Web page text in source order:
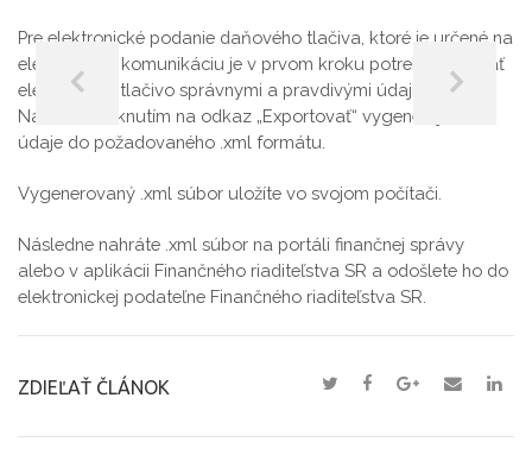
Pre elektronické podanie daňového tlačiva, ktoré je určené na
elektronickú komunikáciu je v prvom kroku potrebné vypísať
elektronické tlačivo správnymi a pravdivými údajmi.
Následne kliknutím na odkaz „Exportovať“ vygenerujete
údaje do požadovaného .xml formátu.
Vygenerovaný .xml súbor uložíte vo svojom počítači.
Následne nahráte .xml súbor na portáli finančnej správy
alebo v aplikácii Finančného riaditeľstva SR a odošlete ho do
elektronickej podateľne Finančného riaditeľstva SR.
ZDIEĽAŤ ČLÁNOK